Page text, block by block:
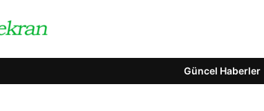
Güncel Haberler